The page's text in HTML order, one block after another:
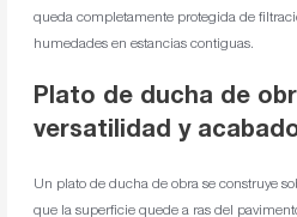
queda completamente protegida de
humedades en estancias contiguas.
Plato de ducha de
versatilidad y
Un plato de ducha de obra se construye
que la superficie quede a ras del